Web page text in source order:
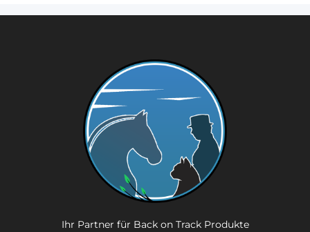
Ihr Partner für Back on Track Produkte